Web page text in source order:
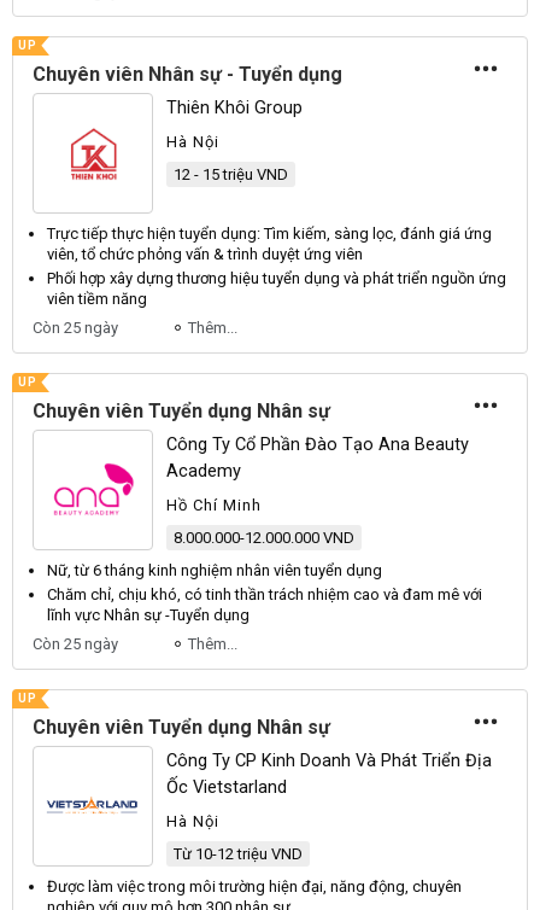
UP
Chuyên viên Nhân sự - Tuyển dụng
Thiên Khôi Group
Hà Nội
12 - 15 triệu VND
Trực tiếp thực hiệntuyển dụng: Tìm kiếm, sàng lọc, đánh giá ứng
viên, tổ chức phỏng vấn & trình duyệt ứng viên
Phối hợp xây dựng thương hiệutuyển dụng và phát triển nguồn ứng
viên tiềm năng
Còn 25 ngày
Thêm...
UP
Chuyên viên Tuyển dụng Nhân sự
Công Ty Cổ Phần Đào Tạo Ana Beauty
Academy
Hồ Chí Minh
8.000.000-12.000.000 VND
Nữ, từ 6 tháng kinh nghiệm nhân viên tuyển dụng
Chăm chỉ, chịu khó, có tinh thần trách nhiệm cao và đam mê với
lĩnh vực Nhân sự -Tuyển dụng
Còn 25 ngày
Thêm...
UP
Chuyên viên Tuyển dụng Nhân sự
Công Ty CP Kinh Doanh Và Phát Triển Địa
Ốc Vietstarland
Hà Nội
Từ 10-12 triệu VND
Được làm việc trong môi trường hiện đại, năng động, chuyên